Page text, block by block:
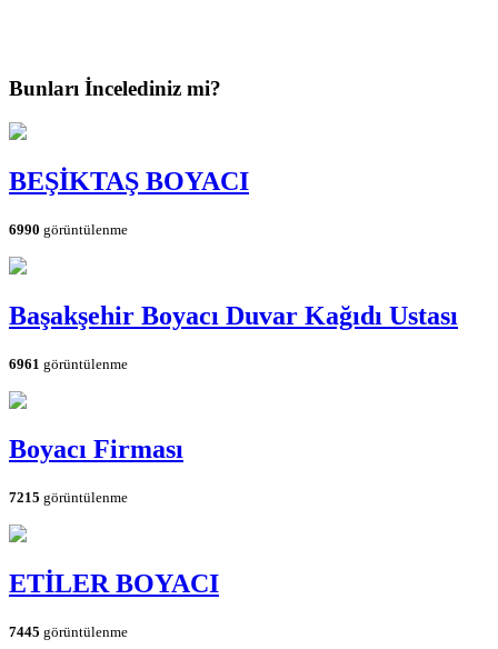
Bunları İncelediniz mi?
BEŞİKTAŞ BOYACI
6990 görüntülenme
Başakşehir Boyacı Duvar Kağıdı Ustası
6961 görüntülenme
Boyacı Firması
7215 görüntülenme
ETİLER BOYACI
7445 görüntülenme